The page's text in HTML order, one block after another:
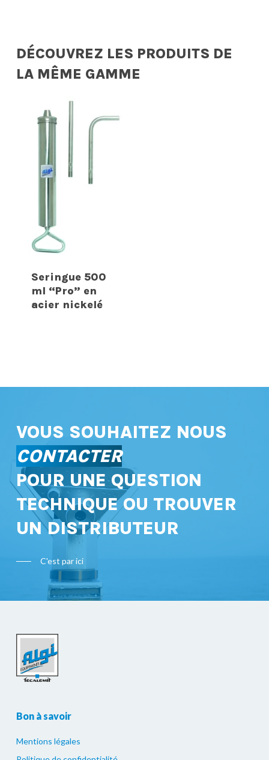
DÉCOUVREZ LES PRODUITS DE
LA MÊME GAMME
Seringue 500
ml “Pro” en
acier nickelé
VOUS SOUHAITEZ NOUS
CONTACTER
POUR UNE QUESTION
TECHNIQUE OU TROUVER
UN DISTRIBUTEUR
C'est par ici
Bon à savoir
Mentions légales